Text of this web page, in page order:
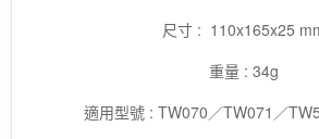
尺寸 : 110x165x25
重量 : 34g
適用型號 : TW070／TW071／